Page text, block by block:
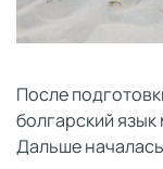
После
болгарский
Дальше